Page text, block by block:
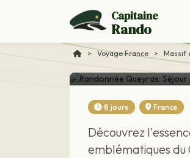
Capitaine
Rando
> Voyage France > Massif
Voyage France
8 jours France
Découvrez
emblématiques du